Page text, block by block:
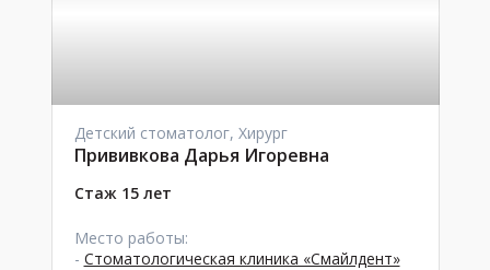
Детский стоматолог, Хирург
Прививкова Дарья Игоревна
Стаж 15 лет
Место работы:
- Стоматологическая клиника «Смайлдент»